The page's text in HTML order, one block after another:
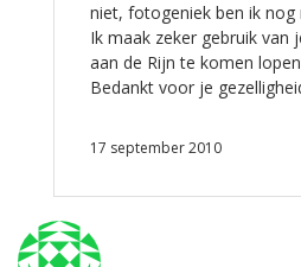
niet, fotogeniek ben ik
Ik maak zeker gebruik van
aan de Rijn te komen
Bedankt voor je
17 september 2010